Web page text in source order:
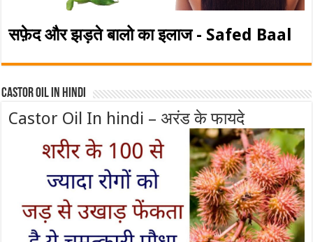
सफ़ेद और झड़ते बालो का इलाज - Safed Baal
Castor Oil In Hindi
Castor Oil In hindi – अरंड के फायदे